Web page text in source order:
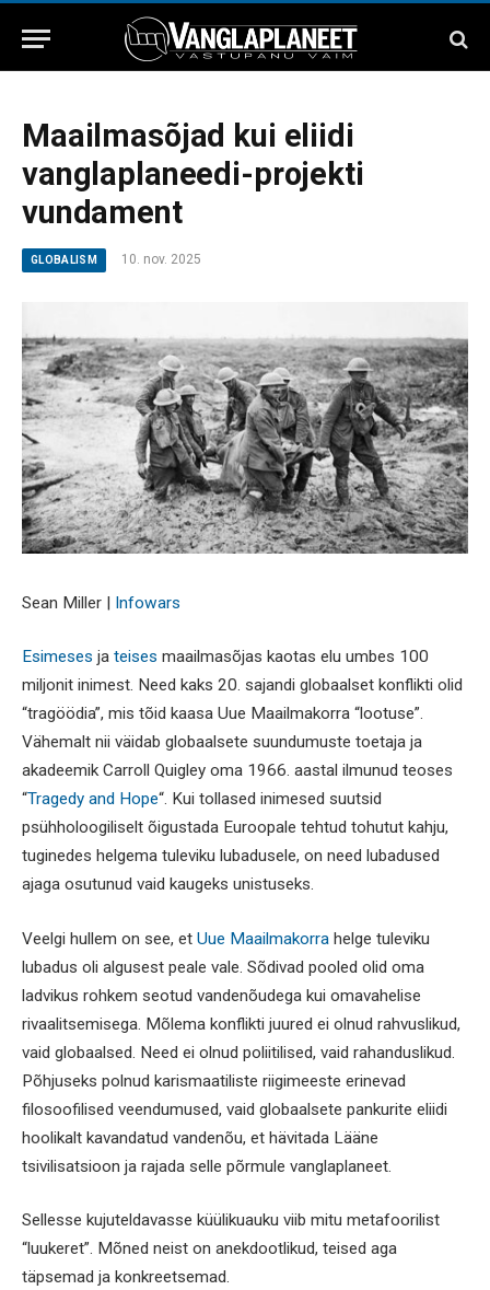
Maailmasõjad kui eliidi
vanglaplaneedi-projekti
vundament
GLOBALISM 10. nov. 2025
Sean Miller | Infowars
Esimeses ja teises maailmasõjas kaotas elu umbes 100
miljonit inimest. Need kaks 20. sajandi globaalset konflikti olid
“tragöödia”, mis tõid kaasa Uue Maailmakorra “lootuse”.
Vähemalt nii väidab globaalsete suundumuste toetaja ja
akadeemik Carroll Quigley oma 1966. aastal ilmunud teoses
“Tragedy and Hope“. Kui tollased inimesed suutsid
psühholoogiliselt õigustada Euroopale tehtud tohutut kahju,
tuginedes helgema tuleviku lubadusele, on need lubadused
ajaga osutunud vaid kaugeks unistuseks.
Veelgi hullem on see, et Uue Maailmakorra helge tuleviku
lubadus oli algusest peale vale. Sõdivad pooled olid oma
ladvikus rohkem seotud vandenõudega kui omavahelise
rivaalitsemisega. Mõlema konflikti juured ei olnud rahvuslikud,
vaid globaalsed. Need ei olnud poliitilised, vaid rahanduslikud.
Põhjuseks polnud karismaatiliste riigimeeste erinevad
filosoofilised veendumused, vaid globaalsete pankurite eliidi
hoolikalt kavandatud vandenõu, et hävitada Lääne
tsivilisatsioon ja rajada selle põrmule vanglaplaneet.
Sellesse kujuteldavasse küülikuauku viib mitu metafoorilist
“luukeret”. Mõned neist on anekdootlikud, teised aga
täpsemad ja konkreetsemad.